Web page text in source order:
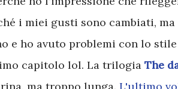
i miei gusti sono cambiati,
e ho avuto problemi con lo
capitolo lol. La trilogia The
ma troppo lunga. L'ultimo